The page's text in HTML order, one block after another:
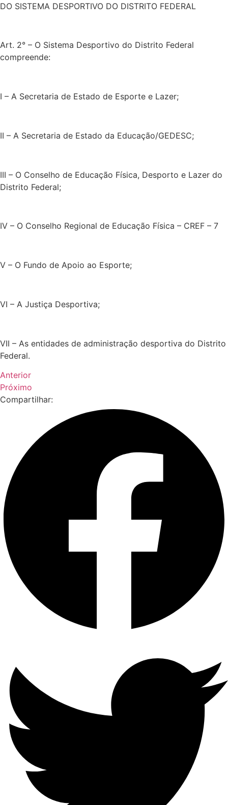
DO SISTEMA DESPORTIVO DO DISTRITO FEDERAL
Art. 2° – O Sistema Desportivo do Distrito Federal
compreende:
I – A Secretaria de Estado de Esporte e Lazer;
II – A Secretaria de Estado da Educação/GEDESC;
III – O Conselho de Educação Física, Desporto e Lazer do
Distrito Federal;
IV – O Conselho Regional de Educação Física – CREF – 7
V – O Fundo de Apoio ao Esporte;
VI – A Justiça Desportiva;
VII – As entidades de administração desportiva do Distrito
Federal.
Anterior
Próximo
Compartilhar: